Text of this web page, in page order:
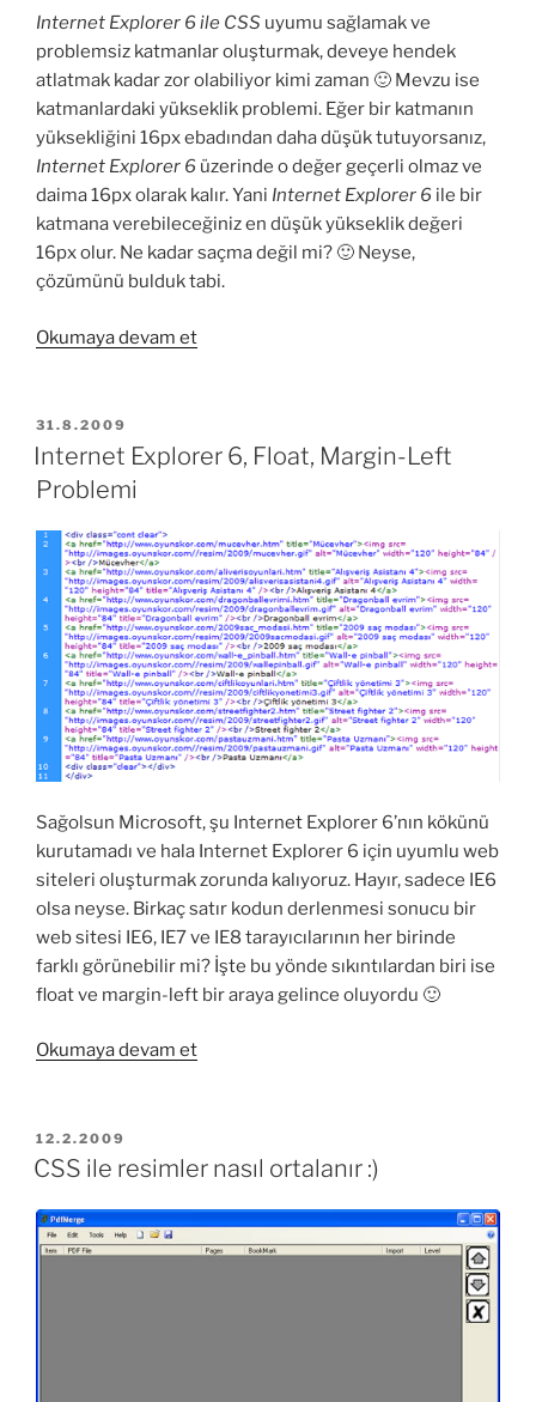
Internet Explorer 6 ile CSS uyumu sağlamak ve
problemsiz katmanlar oluşturmak, deveye hendek
atlatmak kadar zor olabiliyor kimi zaman 🙂 Mevzu ise
katmanlardaki yükseklik problemi. Eğer bir katmanın
yüksekliğini 16px ebadından daha düşük tutuyorsanız,
Internet Explorer 6 üzerinde o değer geçerli olmaz ve
daima 16px olarak kalır. Yani Internet Explorer 6 ile bir
katmana verebileceğiniz en düşük yükseklik değeri
16px olur. Ne kadar saçma değil mi? 🙂 Neyse,
çözümünü bulduk tabi.
Okumaya devam et“Internet
16px
yüksekliği”
YAYIM
TARIHI
31.8.2009
Internet Explorer 6, Float, Margin-Left
Problemi
Sağolsun Microsoft, şu Internet Explorer 6’nın kökünü
kurutamadı ve hala Internet Explorer 6 için uyumlu web
siteleri oluşturmak zorunda kalıyoruz. Hayır, sadece IE6
olsa neyse. Birkaç satır kodun derlenmesi sonucu bir
web sitesi IE6, IE7 ve IE8 tarayıcılarının her birinde
farklı görünebilir mi? İşte bu yönde sıkıntılardan biri ise
float ve margin-left bir araya gelince oluyordu 🙂
Okumaya devam et“Internet
Margin-
Problemi”
YAYIM
TARIHI
12.2.2009
CSS ile resimler nasıl ortalanır :)